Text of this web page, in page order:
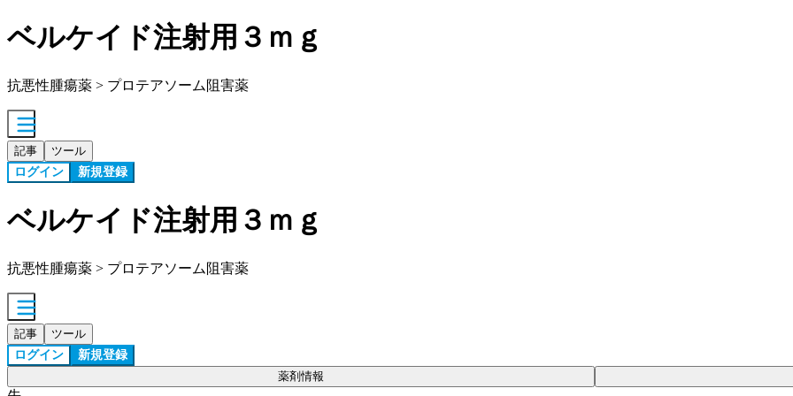
ベルケイド注射用３ｍｇ
抗悪性腫瘍薬 > プロテアソーム阻害薬
記事 ツール
ログイン 新規登録
ベルケイド注射用３ｍｇ
抗悪性腫瘍薬 > プロテアソーム阻害薬
記事 ツール
ログイン 新規登録
薬剤情報